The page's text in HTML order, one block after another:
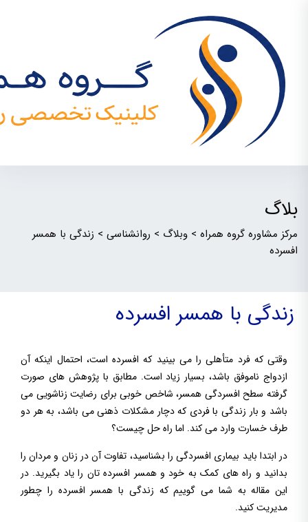
بلاگ
مرکز مشاوره گروه همراه > وبلاگ > روانشناسی > زندگی با همسر
افسرده
زندگی با همسر افسرده
وقتی که فرد متأهلی را می بینید که افسرده است، احتمال اینکه آن
ازدواج ناموفق باشد، بسیار زیاد است. مطابق با پژوهش های صورت
گرفته سطح افسردگی همسر، شاخص خوبی برای رضایت زناشویی می
باشد و بار زندگی با فردی که دچار مشکلات ذهنی می باشد، به هر دو
طرف خسارت وارد می کند. اما راه حل چیست؟
در ابتدا باید بیماری افسردگی را بشناسید، تفاوت آن در زنان و مردان را
بدانید و راه های کمک به خود و همسر افسرده تان را یاد بگیرید. در
این مقاله به شما می گوییم که زندگی با همسر افسرده را چطور
مدیریت کنید.